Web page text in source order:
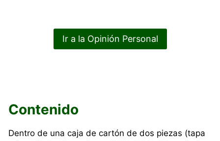
Ir a la Opinión Personal
Contenido
Dentro de una caja de cartón de dos piezas (tapa